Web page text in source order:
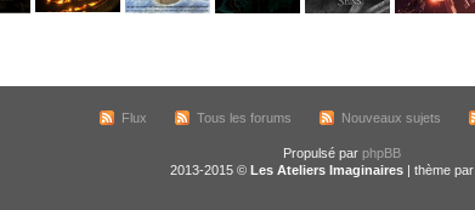
Flux Tous les forums Nouveaux sujets
Propulsé par phpBB
2013-2015 © Les Ateliers Imaginaires | thème par